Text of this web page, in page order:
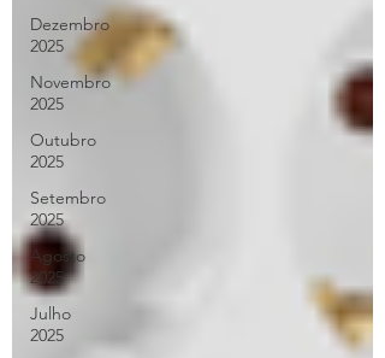
Dezembro
2025
Novembro
2025
Outubro
2025
Setembro
2025
Agosto
2025
Julho
2025